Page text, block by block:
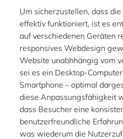
Um sicherzustellen, dass
effektiv funktioniert, ist es
auf verschiedenen Geräten
responsives Webdesign
Website unabhhängig vom
sei es ein Desktop-
Smartphone – optimal
diese Anpassungsfähigkeit
dass Besucher eine
benutzerfreundliche
was wiederum die